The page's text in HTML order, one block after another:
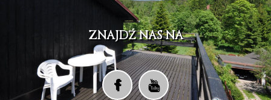
ZNAJDŹ NAS NA